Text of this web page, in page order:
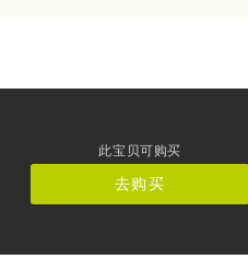
此宝贝可购买
去购买